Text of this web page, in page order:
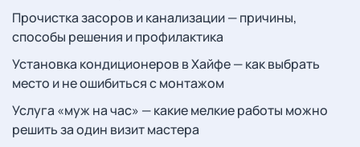
Прочистка засоров и канализации — причины,
способы решения и профилактика
Установка кондиционеров в Хайфе — как выбрать
место и не ошибиться с монтажом
Услуга «муж на час» — какие мелкие работы можно
решить за один визит мастера